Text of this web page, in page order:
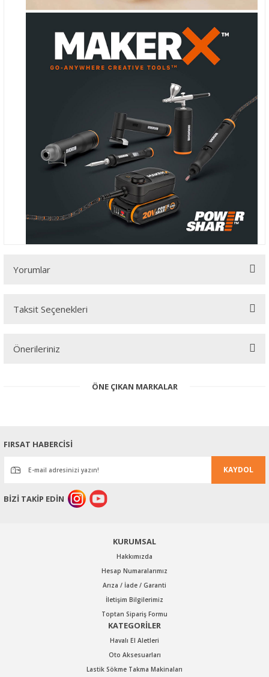
Yorumlar
Taksit Seçenekleri
Önerileriniz
konularda yetersiz gördüğünüz noktaları öneri formunu kullanarak
Ürün resmi kalitesiz, bozuk veya görüntülenemiyor.
Ürün bilgilerinde hatalar bulunuyor.
Ürün fiyatı diğer sitelerden daha pahalı.
Bu ürüne benzer farklı alternatifler olmalı.
Gönder
ÖNE ÇIKAN MARKALAR
FIRSAT HABERCİSİ
KAYDOL
BİZİ TAKİP EDİN
KURUMSAL
Hakkımızda
Hesap Numaralarımız
Arıza / İade / Garanti
İletişim Bilgilerimiz
Toptan Sipariş Formu
KATEGORİLER
Havalı El Aletleri
Oto Aksesuarları
Lastik Sökme Takma Makinaları